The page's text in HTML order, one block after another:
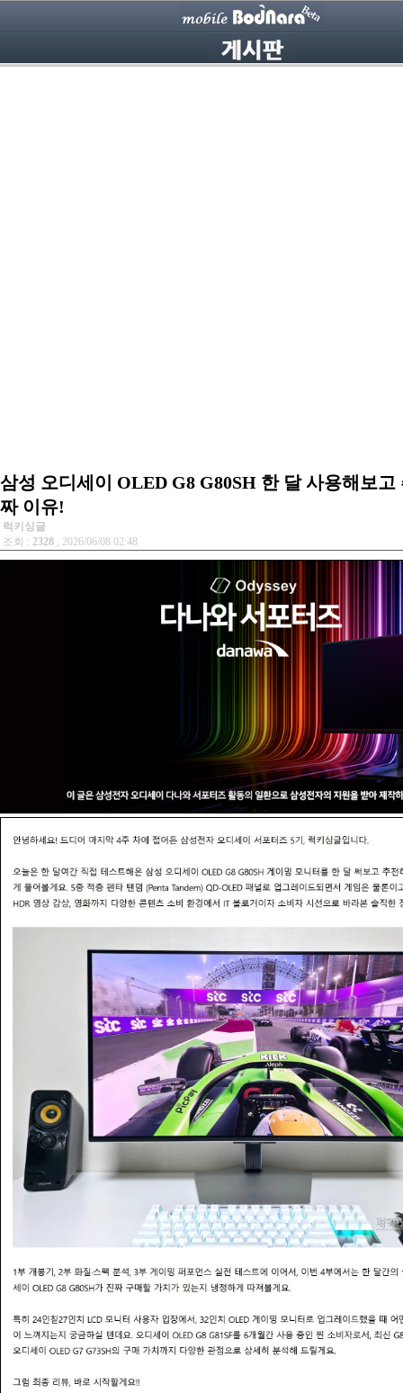
삼성 오디세이 OLED G8 G80SH 한 달 사용해보고
짜 이유!
럭키싱글
조회 : 2328 , 2026/06/08 02:48